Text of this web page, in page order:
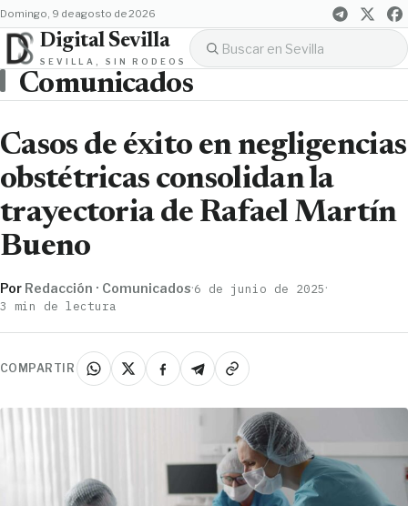
domingo, 9 de agosto de 2026
Digital Sevilla
SEVILLA, SIN RODEOS
Comunicados
Casos de éxito en negligencias
obstétricas consolidan la
trayectoria de Rafael Martín
Bueno
Por Redacción · Comunicados·6 de junio de 2025·
3 min de lectura
COMPARTIR